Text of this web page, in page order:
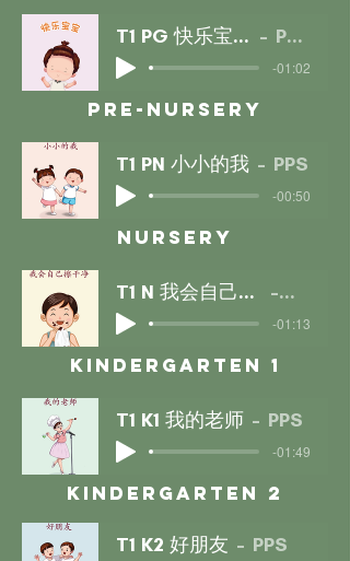
T1 PG 快乐宝宝 PPS
-01:02
pre-nursery
T1 PN 小小的我 PPS
-00:50
nursery
T1 N 我会自己擦干净 PPS
-01:13
kindergarten 1
T1 K1 我的老师 PPS
-01:49
kindergarten 2
T1 K2 好朋友 PPS